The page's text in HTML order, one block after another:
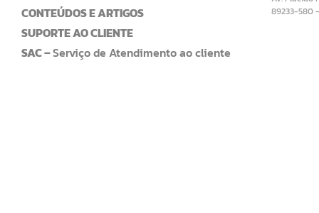
CONTEÚDOS E ARTIGOS
SUPORTE AO CLIENTE
SAC –Serviço de Atendimento ao cliente
89233-580